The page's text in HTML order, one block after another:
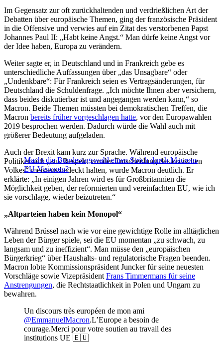
Im Gegensatz zur oft zurückhaltenden und verdrießlichen Art der
Debatten über europäische Themen, ging der französische Präsident
in die Offensive und verwies auf ein Zitat des verstorbenen Papst
Johannes Paul II: „Habt keine Angst.“ Man dürfe keine Angst vor
der Idee haben, Europa zu verändern.
Weiter sagte er, in Deutschland und in Frankreich gebe es
unterschiedliche Auffassungen über „das Unsagbare“ oder
„Undenkbare“: Für Frankreich seien es Vertragsänderungen, für
Deutschland die Schuldenfrage. „Ich möchte Ihnen aber versichern,
dass beides diskutierbar ist und angegangen werden kann,“ so
Macron. Beide Themen müssten bei demokratischen Treffen, die
Macron bereits früher vorgeschlagen hatte, vor den Europawahlen
2019 besprochen werden. Dadurch würde die Wahl auch mit
größerer Bedeutung aufgeladen.
Macht die Bundestagswahl einen Strich durch Macrons
EU-Visionen?
Auch der Brexit kam kurz zur Sprache. Während europäische
Politiker sich „aus Respekt vor der Entscheidung des britischen
Volkes“ meistens bedeckt halten, wurde Macron deutlich. Er
erklärte: „In einigen Jahren wird es für Großbritannien die
Möglichkeit geben, der reformierten und vereinfachten EU, wie ich
sie vorschlage, wieder beizutreten.“
„Altparteien haben kein Monopol“
Während Brüssel nach wie vor eine gewichtige Rolle im alltäglichen
Leben der Bürger spiele, sei die EU momentan „zu schwach, zu
langsam und zu ineffizient“. Man müsse den „europäischen
Bürgerkrieg“ über Haushalts- und regulatorische Fragen beenden.
Macron lobte Kommissionspräsident Juncker für seine neuesten
Vorschläge sowie Vizepräsident Frans Timmermans für seine
Anstrengungen, die Rechtstaatlichkeit in Polen und Ungarn zu
bewahren.
Un discours très européen de mon ami
@EmmanuelMacron.L’Europe a besoin de
courage.Merci pour votre soutien au travail des
institutions UE 🇪🇺